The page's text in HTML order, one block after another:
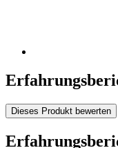
Dieses Produkt bewerten